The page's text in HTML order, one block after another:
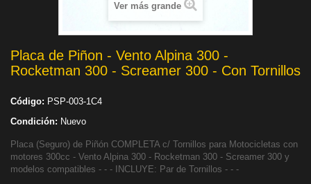
Ver más grande
Placa de Piñon - Vento Alpina 300 -
Rocketman 300 - Screamer 300 - Con Tornillos
Código: PSP-003-1C4
Condición: Nuevo
Placa (Seguro) de Piñón COMPLETA c/ Tornillos para Motocicletas con
motores 300cc - Vento Alpina 300 - Rocketman 300 - Screamer 300 y
modelos compatibles - - - INCLUYE: Par de Tornillos - - -